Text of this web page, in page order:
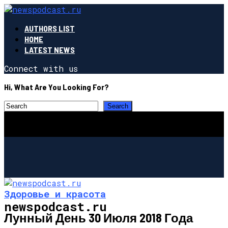
AUTHORS LIST
HOME
LATEST NEWS
Connect with us
Hi, What Are You Looking For?
newspodcast.ru
Здоровье и красота
Лунный День 30 Июля 2018 Года